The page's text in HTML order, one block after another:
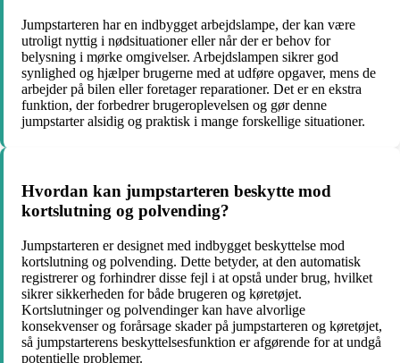
Jumpstarteren har en indbygget arbejdslampe, der kan være
utroligt nyttig i nødsituationer eller når der er behov for
belysning i mørke omgivelser. Arbejdslampen sikrer god
synlighed og hjælper brugerne med at udføre opgaver, mens de
arbejder på bilen eller foretager reparationer. Det er en ekstra
funktion, der forbedrer brugeroplevelsen og gør denne
jumpstarter alsidig og praktisk i mange forskellige situationer.
Hvordan kan jumpstarteren beskytte mod
kortslutning og polvending?
Jumpstarteren er designet med indbygget beskyttelse mod
kortslutning og polvending. Dette betyder, at den automatisk
registrerer og forhindrer disse fejl i at opstå under brug, hvilket
sikrer sikkerheden for både brugeren og køretøjet.
Kortslutninger og polvendinger kan have alvorlige
konsekvenser og forårsage skader på jumpstarteren og køretøjet,
så jumpstarterens beskyttelsesfunktion er afgørende for at undgå
potentielle problemer.